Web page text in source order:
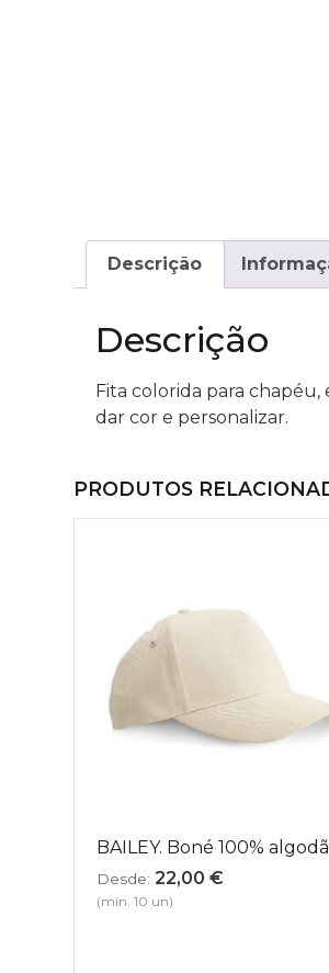
Descrição
Descrição
Fita colorida para
dar cor e personalizar.
PRODUTOS
BAILEY. Boné 100%
Desde: 22,00€
(mín. 10 un)